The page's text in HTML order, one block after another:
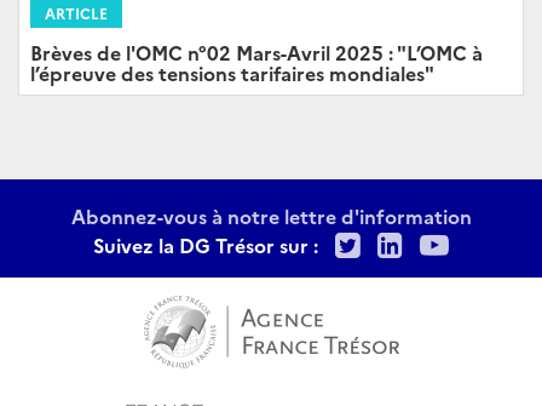
ARTICLE
Brèves de l'OMC n°02 Mars-Avril 2025 : "L’OMC à
l’épreuve des tensions tarifaires mondiales"
Abonnez-vous à notre lettre d'information
Suivez la DG Trésor sur :
TwitterLinkedIn